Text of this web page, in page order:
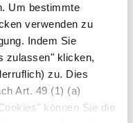
Um bestimmte
verwenden zu
Indem Sie
zulassen" klicken,
zu. Dies
Art. 49 (1) (a)
können Sie die
von Gewebe
der Achselhöhle).
mit dem
Pflegekraft